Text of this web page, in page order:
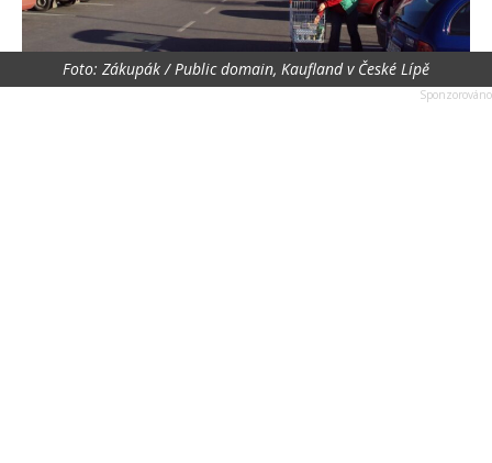
Foto: Zákupák / Public domain, Kaufland v České Lípě